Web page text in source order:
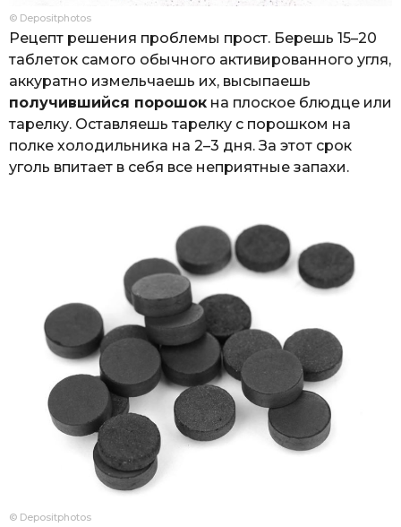
© Depositphotos
Рецепт решения проблемы прост. Берешь 15–20
таблеток самого обычного активированного угля,
аккуратно измельчаешь их, высыпаешь
получившийся порошок на плоское блюдце или
тарелку. Оставляешь тарелку с порошком на
полке холодильника на 2–3 дня. За этот срок
уголь впитает в себя все неприятные запахи.
© Depositphotos